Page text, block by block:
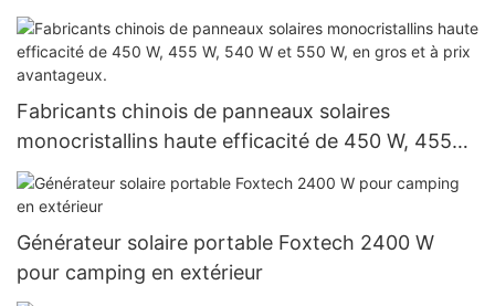
Fabricants chinois de panneaux solaires
monocristallins haute efficacité de 450 W, 455
W, 540 W et 550 W, en gros et à prix avantageux.
Générateur solaire portable Foxtech 2400 W
pour camping en extérieur